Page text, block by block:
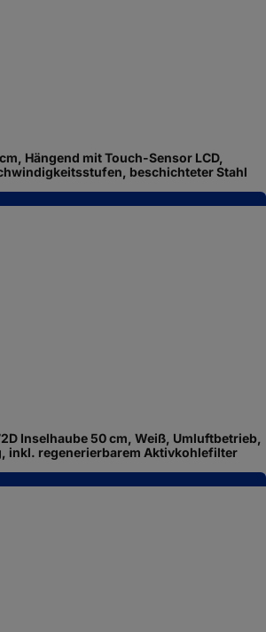
Hängend mit Touch-Sensor LCD,
beschichteter Stahl
Inselhaube 50 cm, Weiß, Umluftbetrieb,
inkl. regenerierbarem Aktivkohlefilter